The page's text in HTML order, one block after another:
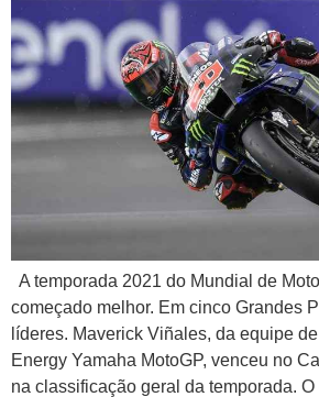
A temporada 2021 do Mundial de
começado melhor. Em cinco Grandes
líderes. Maverick Viñales, da equipe
Energy Yamaha MotoGP, venceu no
na classificação geral da temporada.